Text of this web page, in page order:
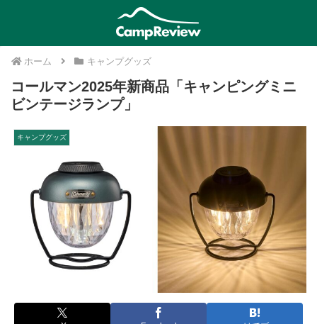
ホーム キャンプグッズ
コールマン2025年新商品「キャンピングミニ
ビンテージランプ」
キャンプグッズ